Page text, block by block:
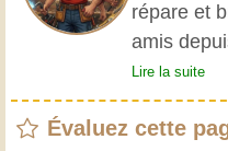
répare et
amis
parents
depuis,
Lire la suite
Évaluez cette